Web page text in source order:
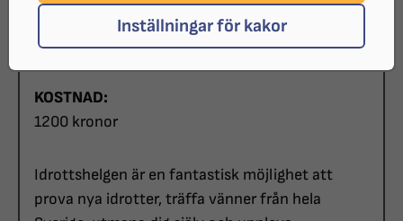
Inställningar för kakor
Specialpedagogiska skolmyndigheten (SPSM)
SISTA ANMÄLNINGSDATUM:
2026-07-05
KOSTNAD:
1200 kronor
Idrottshelgen är en fantastisk möjlighet att
prova nya idrotter, träffa vänner från hela